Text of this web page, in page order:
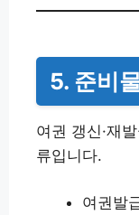
5. 준비
여권 갱신·재
류입니다.
여권발